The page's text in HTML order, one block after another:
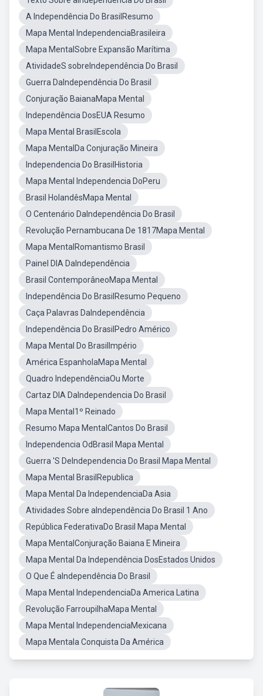
A Independência Do BrasilResumo
Mapa Mental IndependenciaBrasileira
Mapa MentalSobre Expansão Marítima
AtividadeS sobreIndependência Do Brasil
Guerra DaIndependência Do Brasil
Conjuração BaianaMapa Mental
Independência DosEUA Resumo
Mapa Mental BrasilEscola
Mapa MentalDa Conjuração Mineira
Independencia Do BrasilHistoria
Mapa Mental Independencia DoPeru
Brasil HolandêsMapa Mental
O Centenário DaIndependência Do Brasil
Revolução Pernambucana De 1817Mapa Mental
Mapa MentalRomantismo Brasil
Painel DIA DaIndependência
Brasil ContemporâneoMapa Mental
Independência Do BrasilResumo Pequeno
Caça Palavras DaIndependência
Independência Do BrasilPedro Américo
Mapa Mental Do BrasilImpério
América EspanholaMapa Mental
Quadro IndependênciaOu Morte
Cartaz DIA DaIndependencia Do Brasil
Mapa Mental1º Reinado
Resumo Mapa MentalCantos Do Brasil
Independencia OdBrasil Mapa Mental
Guerra 'S DeIndependencia Do Brasil Mapa Mental
Mapa Mental BrasilRepublica
Mapa Mental Da IndependenciaDa Asia
Atividades Sobre aIndependência Do Brasil 1 Ano
República FederativaDo Brasil Mapa Mental
Mapa MentalConjuração Baiana E Mineira
Mapa Mental Da Independência DosEstados Unidos
O Que É aIndependência Do Brasil
Mapa Mental IndependenciaDa America Latina
Revolução FarroupilhaMapa Mental
Mapa Mental IndependenciaMexicana
Mapa Mentala Conquista Da América